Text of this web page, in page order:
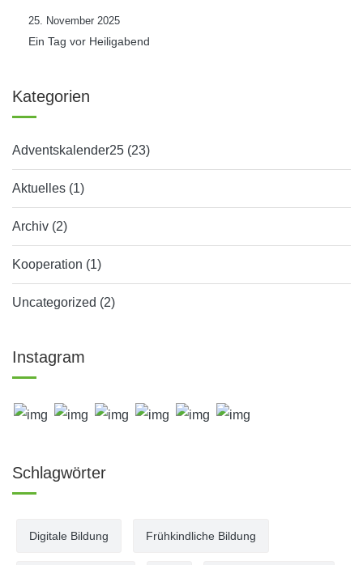
25. November 2025
Ein Tag vor Heiligabend
Kategorien
Adventskalender25 (23)
Aktuelles (1)
Archiv (2)
Kooperation (1)
Uncategorized (2)
Instagram
Schlagwörter
Digitale Bildung Frühkindliche Bildung